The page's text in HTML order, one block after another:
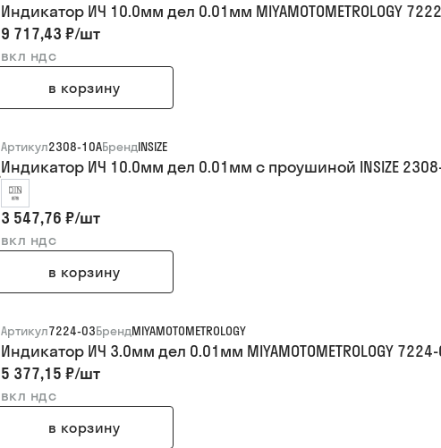
Индикатор ИЧ 10.0мм дел 0.01мм MIYAMOTOMETROLOGY
9 717,43 ₽/шт
вкл ндс
в корзину
Артикул2308-10AБрендINSIZE
Индикатор ИЧ 10.0мм дел 0.01мм с проушиной INSIZE
3 547,76 ₽/шт
вкл ндс
в корзину
Артикул7224-03БрендMIYAMOTOMETROLOGY
Индикатор ИЧ 3.0мм дел 0.01мм MIYAMOTOMETROLOGY
5 377,15 ₽/шт
вкл ндс
в корзину